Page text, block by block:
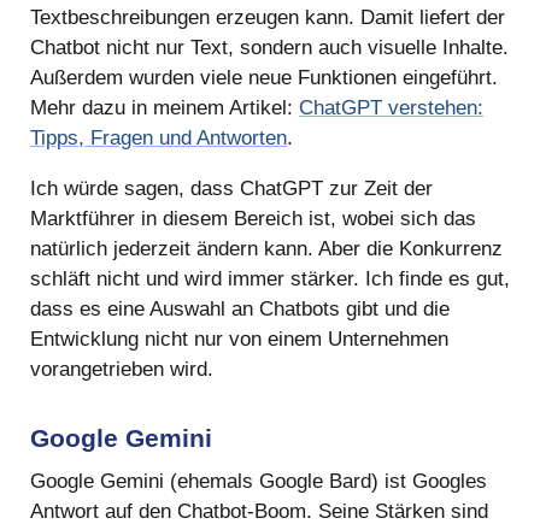
Textbeschreibungen erzeugen kann. Damit liefert der
Chatbot nicht nur Text, sondern auch visuelle Inhalte.
Außerdem wurden viele neue Funktionen eingeführt.
Mehr dazu in meinem Artikel: ChatGPT verstehen:
Tipps, Fragen und Antworten.
Ich würde sagen, dass ChatGPT zur Zeit der
Marktführer in diesem Bereich ist, wobei sich das
natürlich jederzeit ändern kann. Aber die Konkurrenz
schläft nicht und wird immer stärker. Ich finde es gut,
dass es eine Auswahl an Chatbots gibt und die
Entwicklung nicht nur von einem Unternehmen
vorangetrieben wird.
Google Gemini
Google Gemini (ehemals Google Bard) ist Googles
Antwort auf den Chatbot-Boom. Seine Stärken sind